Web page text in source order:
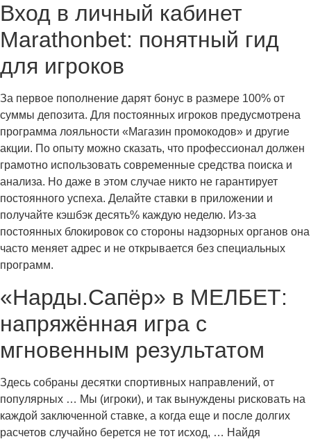
Вход в личный кабинет
Marathonbet: понятный гид
для игроков
За первое пополнение дарят бонус в размере 100% от
суммы депозита. Для постоянных игроков предусмотрена
программа лояльности «Магазин промокодов» и другие
акции. По опыту можно сказать, что профессионал должен
грамотно использовать современные средства поиска и
анализа. Но даже в этом случае никто не гарантирует
постоянного успеха. Делайте ставки в приложении и
получайте кэшбэк десять% каждую неделю. Из-за
постоянных блокировок со стороны надзорных органов она
часто меняет адрес и не открывается без специальных
программ.
«Нарды.Сапёр» в МЕЛБЕТ:
напряжённая игра с
мгновенным результатом
Здесь собраны десятки спортивных направлений, от
популярных … Мы (игроки), и так вынуждены рисковать на
каждой заключенной ставке, а когда еще и после долгих
расчетов случайно берется не тот исход, … Найдя